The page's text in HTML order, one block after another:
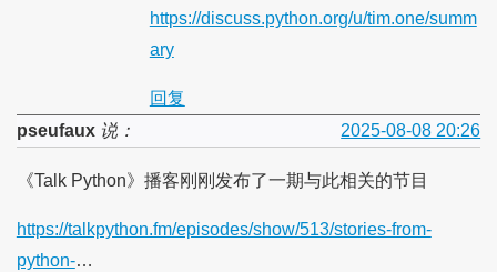
https://discuss.python.org/u/tim.one/summ
ary
回复
pseufaux说： 2025-08-08 20:26
《Talk Python》播客刚刚发布了一期与此相关的节目
https://talkpython.fm/episodes/show/513/stories-from-
python-…